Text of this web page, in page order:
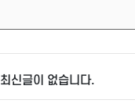
최신글이 없습니다.